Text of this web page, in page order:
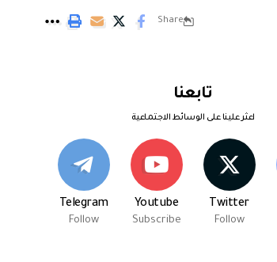
Share
تابعنا
اعثر علينا على الوسائط الاجتماعية
Twitter
Follow
Youtube
Subscribe
Telegram
Follow